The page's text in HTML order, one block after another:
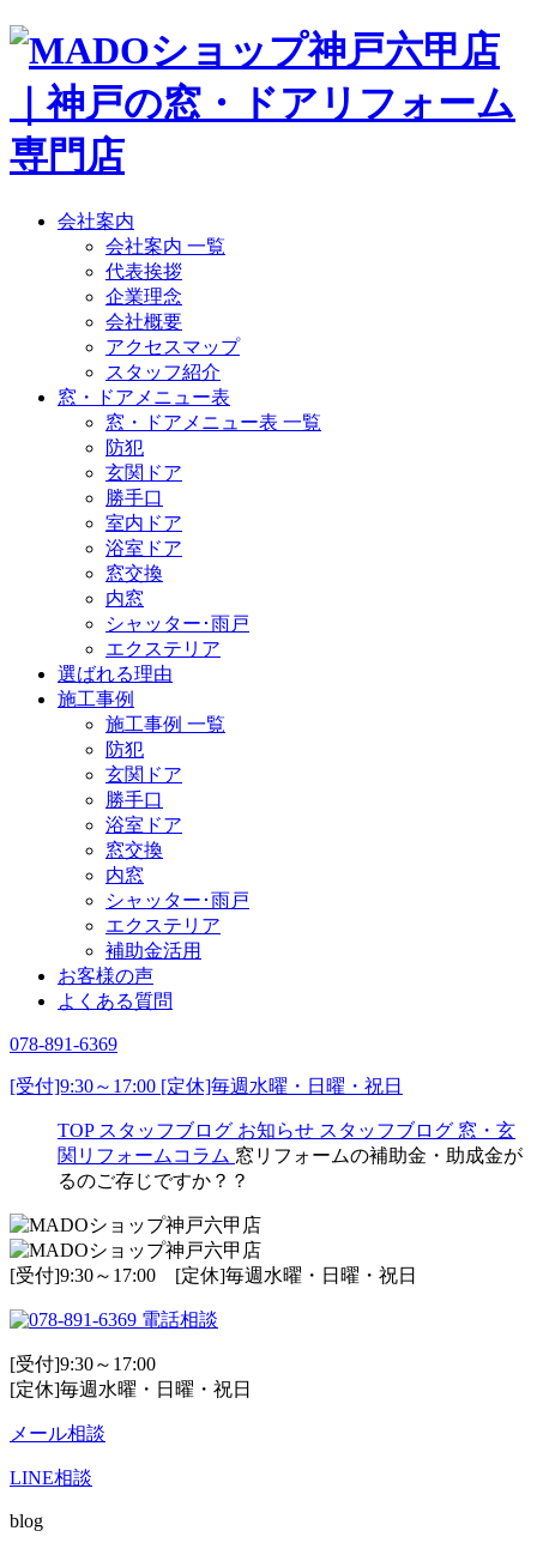
会社案内
会社案内 一覧
代表挨拶
企業理念
会社概要
アクセスマップ
スタッフ紹介
窓・ドアメニュー表
窓・ドアメニュー表 一覧
防犯
玄関ドア
勝手口
室内ドア
浴室ドア
窓交換
内窓
シャッター･雨戸
エクステリア
選ばれる理由
施工事例
施工事例 一覧
防犯
玄関ドア
勝手口
浴室ドア
窓交換
内窓
シャッター･雨戸
エクステリア
補助金活用
お客様の声
よくある質問
078-891-6369
[受付]9:30～17:00 [定休]毎週水曜・日曜・祝日
TOP スタッフブログ お知らせ スタッフブログ 窓・玄
関リフォームコラム 窓リフォームの補助金・助成金が
るのご存じですか？？
[受付]9:30～17:00 [定休]毎週水曜・日曜・祝日
電話相談
[受付]9:30～17:00
[定休]毎週水曜・日曜・祝日
メール相談
LINE相談
blog